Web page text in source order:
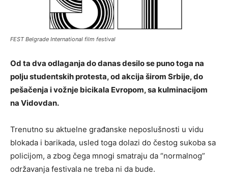
FEST Belgrade International film festival
Od ta dva odlaganja do danas desilo se puno toga na
polju studentskih protesta, od akcija širom Srbije, do
pešačenja i vožnje bicikala Evropom, sa kulminacijom
na Vidovdan.
Trenutno su aktuelne građanske neposlušnosti u vidu
blokada i barikada, usled toga dolazi do čestog sukoba sa
policijom, a zbog čega mnogi smatraju da “normalnog”
održavanja festivala ne treba ni da bude.